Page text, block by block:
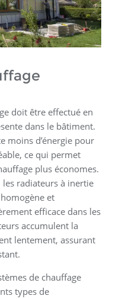
doit être effectué en
dans le bâtiment.
moins d’énergie pour
ce qui permet
plus économes.
radiateurs à inertie
et
efficace dans les
accumulent la
lentement, assurant
de chauffage
types de